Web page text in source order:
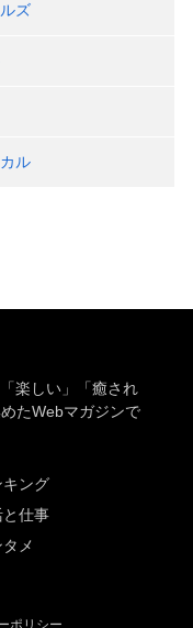
ズ
ル
楽しい」「癒され
たWebマガジンで
キング
と仕事
メ